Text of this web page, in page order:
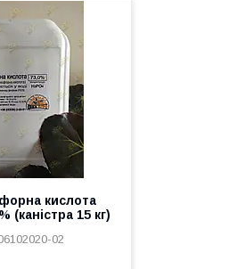
кислота
(каністра 15 кг)
02